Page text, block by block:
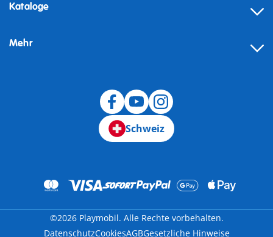
Kataloge
Mehr
Schweiz
©2026 Playmobil. Alle Rechte vorbehalten.
DatenschutzCookiesAGBGesetzliche Hinweise